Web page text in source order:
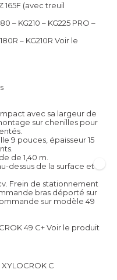
165F (avec treuil
– KG210 – KG225 PRO –
– KG210R Voir le
avec sa largeur de
sur chenilles pour
9 pouces, épaisseur 15
de 1,40 m.
dessus de la surface et
Frein de stationnement
bras déporté sur
sur modèle 49
49 C+Voir le produit
C